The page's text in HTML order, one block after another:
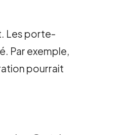
Les porte-
Par exemple,
pourrait